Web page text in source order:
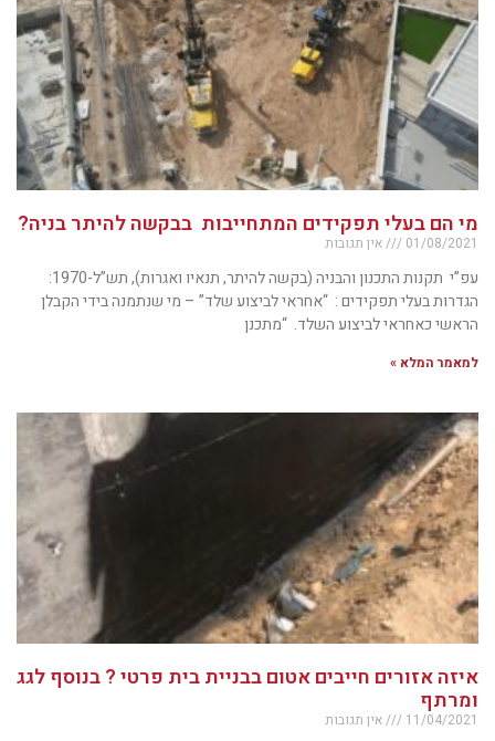
מי הם בעלי תפקידים המתחייבות בבקשה להיתר בניה?
01/08/2021 אין תגובות
הגדרות בעלי תפקידים : “אחראי לביצוע שלד” – מי שנתמנה בידי הקבלן
הראשי כאחראי לביצוע השלד. “מתכנן
למאמר המלא »
איזה אזורים חייבים אטום בבניית בית פרטי ? בנוסף לגג
ומרתף
11/04/2021 אין תגובות